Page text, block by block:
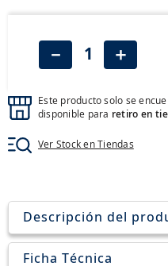
＋
－
Este producto solo se
disponible para retiro en
Ver Stock en Tiendas
Descripción del
Ficha Técnica
255
neumáticos 235